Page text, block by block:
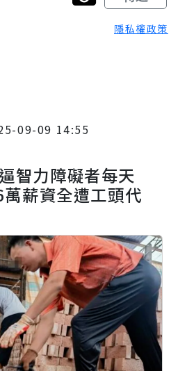
隱私權政策
09-09 14:55
智力障礙者每天
薪資全遭工頭代